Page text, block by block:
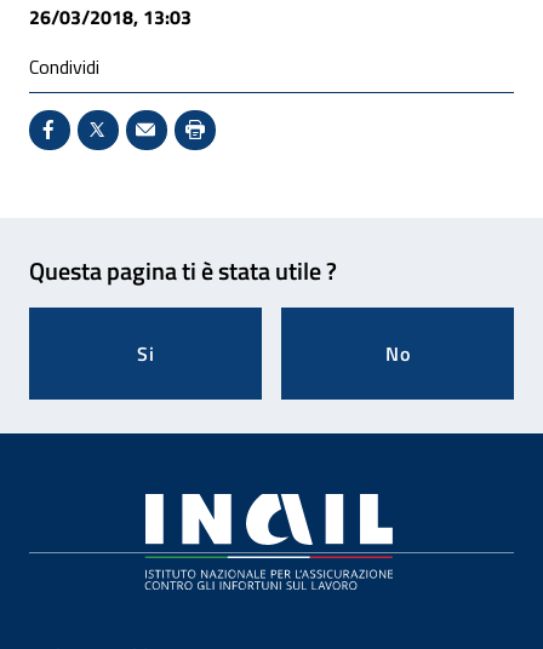
26/03/2018, 13:03
Condividi
Condividi su Facebook - Sito esterno - Apertura in
X - Sito esterno - Apertura in nuova finestra
Invio Mail: apre il programma di posta
Stampa pagina: scelta meno
Questa pagina ti è stata utile ?
Si No